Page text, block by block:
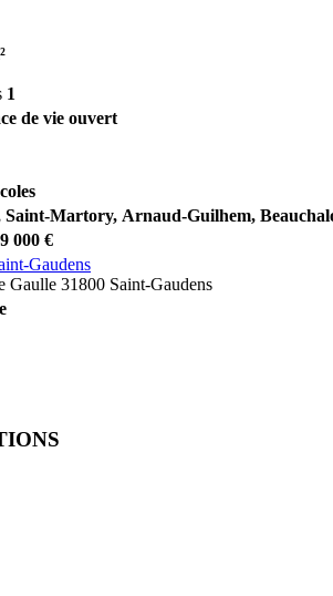
1
de vie ouvert
Saint-Martory, Arnaud-Guilhem,
000 €
Gaudens
Gaulle 31800 Saint-Gaudens